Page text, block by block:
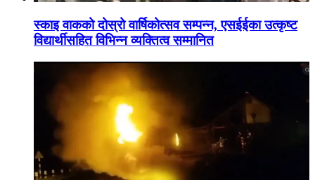
स्काइ वाकको दोस्रो वार्षिकोत्सव सम्पन्न, एसईईका उत्कृष्ट
विद्यार्थीसहित विभिन्न व्यक्तित्व सम्मानित